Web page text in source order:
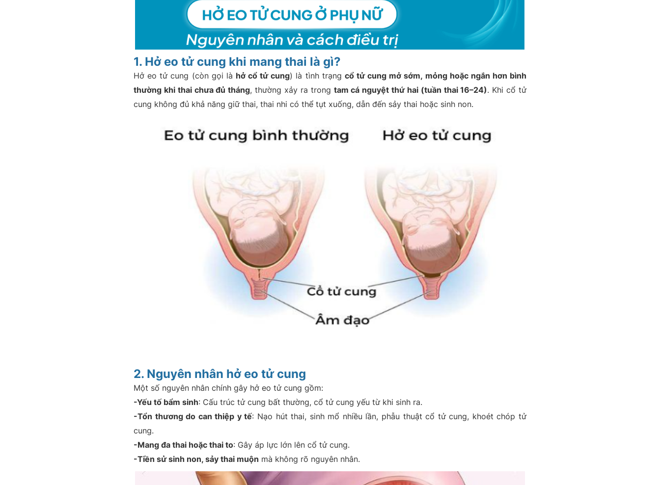
1. Hở eo tử cung khi mang thai là gì?
Hở eo tử cung (còn gọi là hở cổ tử cung) là tình trạng cổ tử cung mở sớm, mỏng hoặc ngắn hơn bình
thường khi thai chưa đủ tháng, thường xảy ra trong tam cá nguyệt thứ hai (tuần thai 16–24). Khi cổ tử
cung không đủ khả năng giữ thai, thai nhi có thể tụt xuống, dẫn đến sảy thai hoặc sinh non.
2. Nguyên nhân hở eo tử cung
Một số nguyên nhân chính gây hở eo tử cung gồm:
-Yếu tố bẩm sinh: Cấu trúc tử cung bất thường, cổ tử cung yếu từ khi sinh ra.
-Tổn thương do can thiệp y tế: Nạo hút thai, sinh mổ nhiều lần, phẫu thuật cổ tử cung, khoét chóp tử
cung.
-Mang đa thai hoặc thai to: Gây áp lực lớn lên cổ tử cung.
-Tiền sử sinh non, sảy thai muộn mà không rõ nguyên nhân.